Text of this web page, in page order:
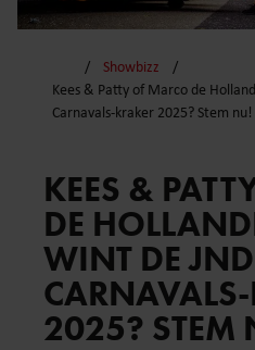
Showbizz
Kees & Patty of Marco de
Carnavals-kraker 2025? Stem nu!
KEES &
DE
WINT DE JND
2025? STEM